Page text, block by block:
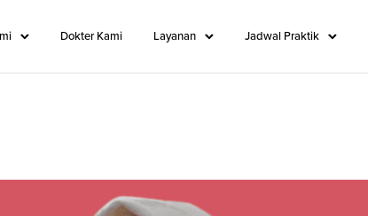
Dokter Kami Layanan Jadwal Praktik